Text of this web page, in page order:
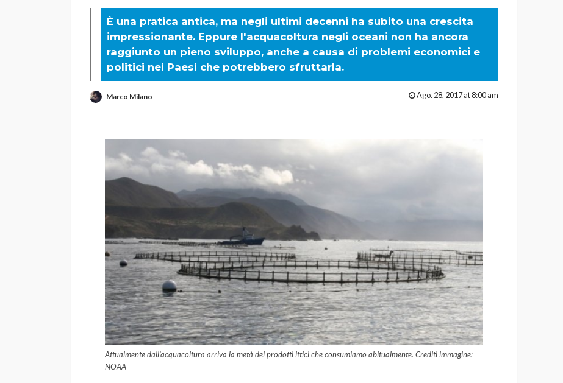
È una pratica antica, ma negli ultimi decenni ha subito una crescita
impressionante. Eppure l'acquacoltura negli oceani non ha ancora
raggiunto un pieno sviluppo, anche a causa di problemi economici e
politici nei Paesi che potrebbero sfruttarla.
Marco Milano Ago. 28, 2017 at 8:00 am
Attualmente dall’acquacoltura arriva la metà dei prodotti ittici che consumiamo abitualmente. Crediti immagine:
NOAA